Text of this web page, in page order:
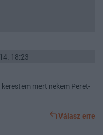
18:23
mert nekem Peret-
Válasz erre